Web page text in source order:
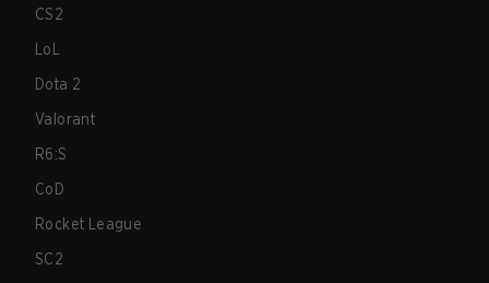
CS2
LoL
Dota 2
Valorant
R6:S
CoD
Rocket League
SC2